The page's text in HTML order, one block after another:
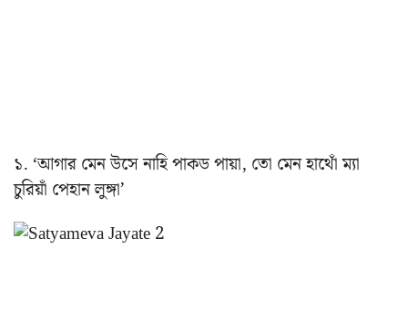
১. ‘আগার মেন উসে নাহি পাকড পায়া, তো মেন হাথোঁ ম্যা
চুরিয়াঁ পেহান লুঙ্গা’